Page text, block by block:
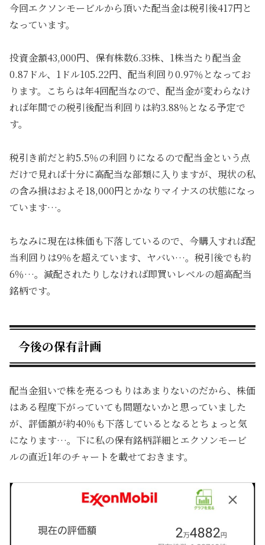
今回エクソンモービルから頂いた配当金は税引後417円と
なっています。
投資金額43,000円、保有株数6.33株、1株当たり配当金
0.87ドル、1ドル105.22円、配当利回り0.97％となってお
ります。こちらは年4回配当なので、配当金が変わらなけ
れば年間での税引後配当利回りは約3.88％となる予定で
す。
税引き前だと約5.5％の利回りになるので配当金という点
だけで見れば十分に高配当な部類に入りますが、現状の私
の含み損はおよそ18,000円とかなりマイナスの状態になっ
ています…。
ちなみに現在は株価も下落しているので、今購入すれば配
当利回りは9％を超えています、ヤバい…。税引後でも約
6％…。減配されたりしなければ即買いレベルの超高配当
銘柄です。
今後の保有計画
配当金狙いで株を売るつもりはあまりないのだから、株価
はある程度下がっていても問題ないかと思っていました
が、評価額が約40％も下落しているとなるとちょっと気
になります…。下に私の保有銘柄詳細とエクソンモービ
ルの直近1年のチャートを載せておきます。